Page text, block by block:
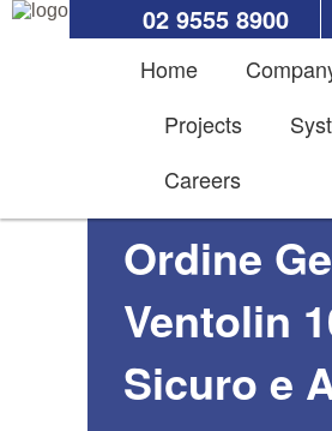
02 9555 8900
Home
Projects
Careers
Ordine
Ventolin
Sicuro e